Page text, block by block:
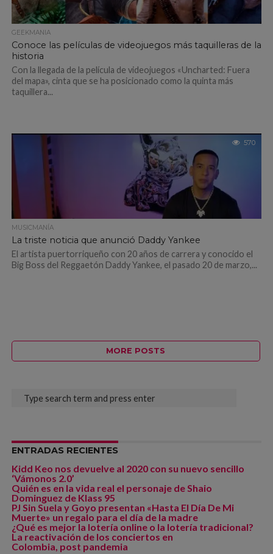
GEEKMANIA
Conoce las películas de videojuegos más taquilleras de la
historia
Con la llegada de la película de videojuegos «Uncharted: Fuera
del mapa», cinta que se ha posicionado como la quinta más
taquillera...
570
MUSICMANÍA
La triste noticia que anunció Daddy Yankee
El artista puertorriqueño con 20 años de carrera y conocido el
Big Boss del Reggaetón Daddy Yankee, el pasado 20 de marzo,...
MORE POSTS
ENTRADAS RECIENTES
Kidd Keo nos devuelve al 2020 con su nuevo sencillo
‘Vámonos 2.0’
Quién es en la vida real el personaje de Shaio
Dominguez de Klass 95
PJ Sin Suela y Goyo presentan «Hasta El Día De Mi
Muerte» un regalo para el día de la madre
¿Qué es mejor la lotería online o la lotería tradicional?
La reactivación de los conciertos en
Colombia, post pandemia